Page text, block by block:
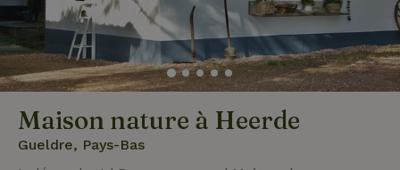
Maison nature à Heerde
Gueldre, Pays-Bas